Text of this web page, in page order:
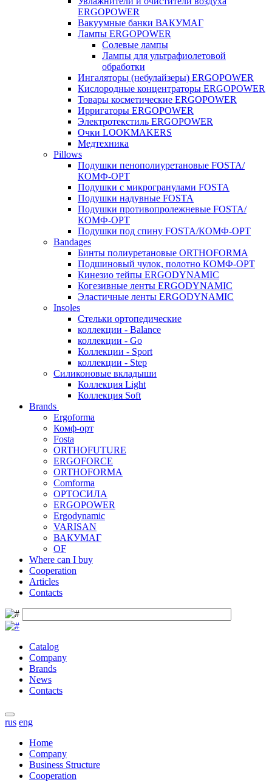
ERGOPOWER
Вакуумные банки ВАКУМАГ
Лампы ERGOPOWER
Солевые лампы
Лампы для ультрафиолетовой
обработки
Ингаляторы (небулайзеры) ERGOPOWER
Кислородные концентраторы ERGOPOWER
Товары косметические ERGOPOWER
Ирригаторы ERGOPOWER
Электротекстиль ERGOPOWER
Очки LOOKMAKERS
Медтехника
Pillows
Подушки пенополиуретановые FOSTA/
КОМФ-ОРТ
Подушки с микрогранулами FOSTA
Подушки надувные FOSTA
Подушки противопролежневые FOSTA/
КОМФ-ОРТ
Подушки под спину FOSTA/КОМФ-ОРТ
Bandages
Бинты полиуретановые ORTHOFORMA
Подшиновый чулок, полотно КОМФ-ОРТ
Кинезио тейпы ERGODYNAMIC
Когезивные ленты ERGODYNAMIC
Эластичные ленты ERGODYNAMIC
Insoles
Стельки ортопедические
коллекции - Balance
коллекции - Go
Коллекции - Sport
коллекции - Step
Силиконовые вкладыши
Коллекция Light
Коллекция Soft
Brands
Ergoforma
Комф-орт
Fosta
ORTHOFUTURE
ERGOFORCE
ORTHOFORMA
Comforma
ОРТОСИЛА
ERGOPOWER
Ergodynamic
VARISAN
ВАКУМАГ
OF
Where can I buy
Cooperation
Articles
Contacts
Catalog
Company
Brands
News
Contacts
rus eng
Home
Company
Business Structure
Cooperation